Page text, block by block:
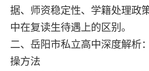
据、师资稳定性、学籍处理政
中在复读生待遇上的区别。
二、岳阳市私立高中深度解析
操方法